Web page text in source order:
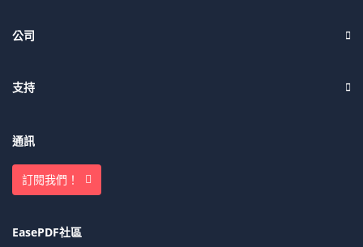
公司
支持
通訊
訂閱我們！
EasePDF社區